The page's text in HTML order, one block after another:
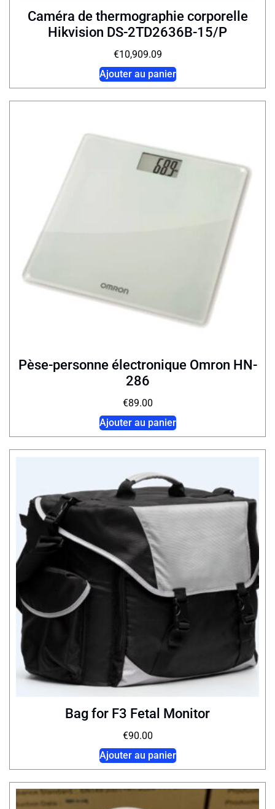
Caméra de thermographie corporelle
Hikvision DS-2TD2636B-15/P
€10,909.09
Ajouter au panier
Pèse-personne électronique Omron HN-
286
€89.00
Ajouter au panier
Bag for F3 Fetal Monitor
€90.00
Ajouter au panier